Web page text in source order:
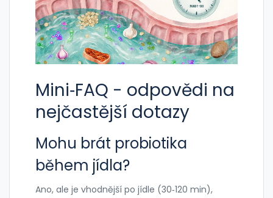
Mini‑FAQ - odpovědi na
nejčastější dotazy
Mohu brát probiotika
během jídla?
Ano, ale je vhodnější po jídle (30‑120 min),